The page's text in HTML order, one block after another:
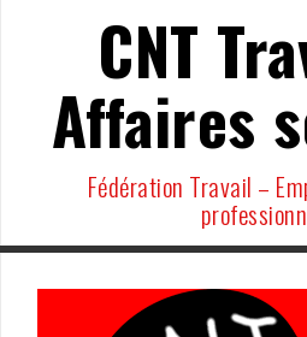
CNT
Affaires
Fédération Travail –